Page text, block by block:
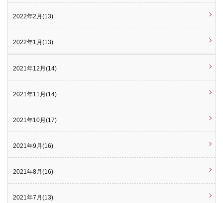
2022年2月(13)
2022年1月(13)
2021年12月(14)
2021年11月(14)
2021年10月(17)
2021年9月(16)
2021年8月(16)
2021年7月(13)